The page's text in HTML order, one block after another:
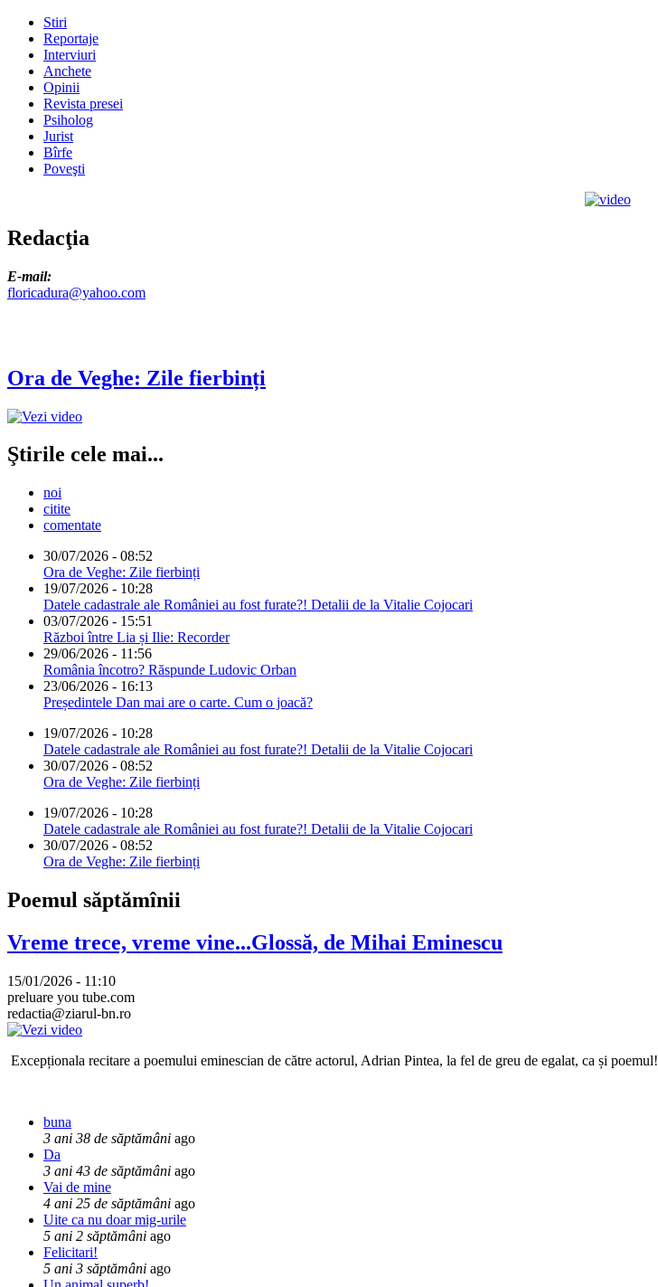
Stiri
Reportaje
Interviuri
Anchete
Opinii
Revista presei
Psiholog
Jurist
Bîrfe
Poveşti
Redacţia
E-mail:
floricadura@yahoo.com
Ora de Veghe: Zile fierbinți
Ştirile cele mai...
noi
citite
comentate
30/07/2026 - 08:52
Ora de Veghe: Zile fierbinți
19/07/2026 - 10:28
Datele cadastrale ale României au fost furate?! Detalii de la Vitalie Cojocari
03/07/2026 - 15:51
Război între Lia și Ilie: Recorder
29/06/2026 - 11:56
România încotro? Răspunde Ludovic Orban
23/06/2026 - 16:13
Președintele Dan mai are o carte. Cum o joacă?
19/07/2026 - 10:28
Datele cadastrale ale României au fost furate?! Detalii de la Vitalie Cojocari
30/07/2026 - 08:52
Ora de Veghe: Zile fierbinți
19/07/2026 - 10:28
Datele cadastrale ale României au fost furate?! Detalii de la Vitalie Cojocari
30/07/2026 - 08:52
Ora de Veghe: Zile fierbinți
Poemul săptămînii
Vreme trece, vreme vine...Glossă, de Mihai Eminescu
15/01/2026 - 11:10
preluare you tube.com
redactia@ziarul-bn.ro
Excepționala recitare a poemului eminescian de către actorul, Adrian Pintea, la fel de greu de egalat, ca și poemul!
buna
3 ani 38 de săptămâni ago
Da
3 ani 43 de săptămâni ago
Vai de mine
4 ani 25 de săptămâni ago
Uite ca nu doar mig-urile
5 ani 2 săptămâni ago
Felicitari!
5 ani 3 săptămâni ago